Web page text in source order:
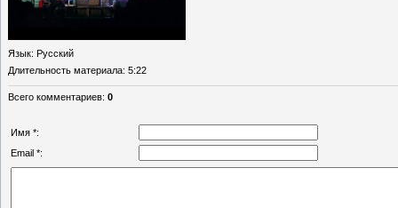
Язык: Русский
Длительность материала: 5:22
Всего комментариев: 0
Имя *:
Email *: